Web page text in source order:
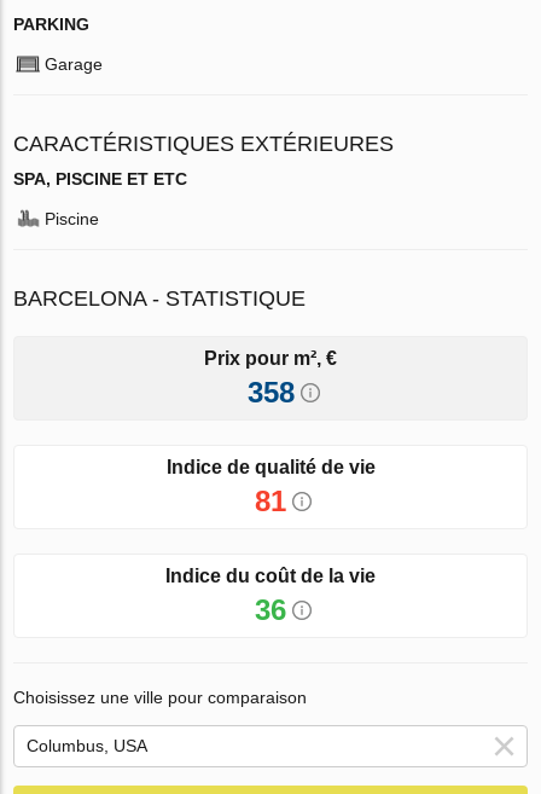
PARKING
Garage
CARACTÉRISTIQUES EXTÉRIEURES
SPA, PISCINE ET ETC
Piscine
BARCELONA - STATISTIQUE
Prix pour m², €
358
Indice de qualité de vie
81
Indice du coût de la vie
36
Choisissez une ville pour comparaison